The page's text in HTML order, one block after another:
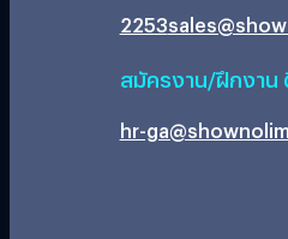
2253
สมัครงาน/ฝึกงาน
hr-